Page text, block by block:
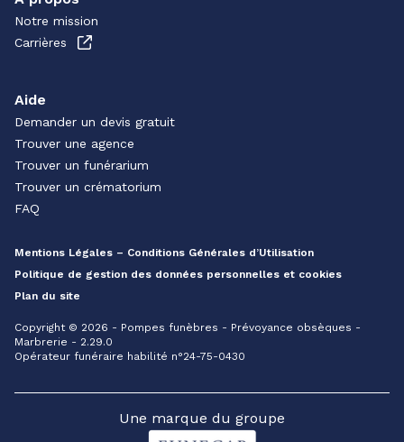
Notre mission
Carrières
Aide
Demander un devis gratuit
Trouver une agence
Trouver un funérarium
Trouver un crématorium
FAQ
Mentions Légales – Conditions Générales d’Utilisation
Politique de gestion des données personnelles et cookies
Plan du site
Copyright © 2026 - Pompes funèbres - Prévoyance obsèques -
Marbrerie - 2.29.0
Opérateur funéraire habilité n°24-75-0430
Une marque du groupe